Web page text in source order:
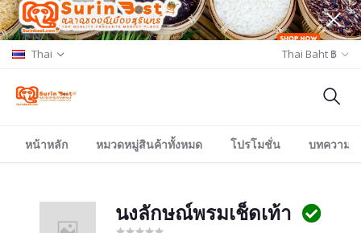
Thai Thai Baht ฿
หน้าหลัก หมวดหมู่สินค้าทั้งหมด โปรโมชั่น บทความ/
นงลักษณ์พรมเช็ดเท้า